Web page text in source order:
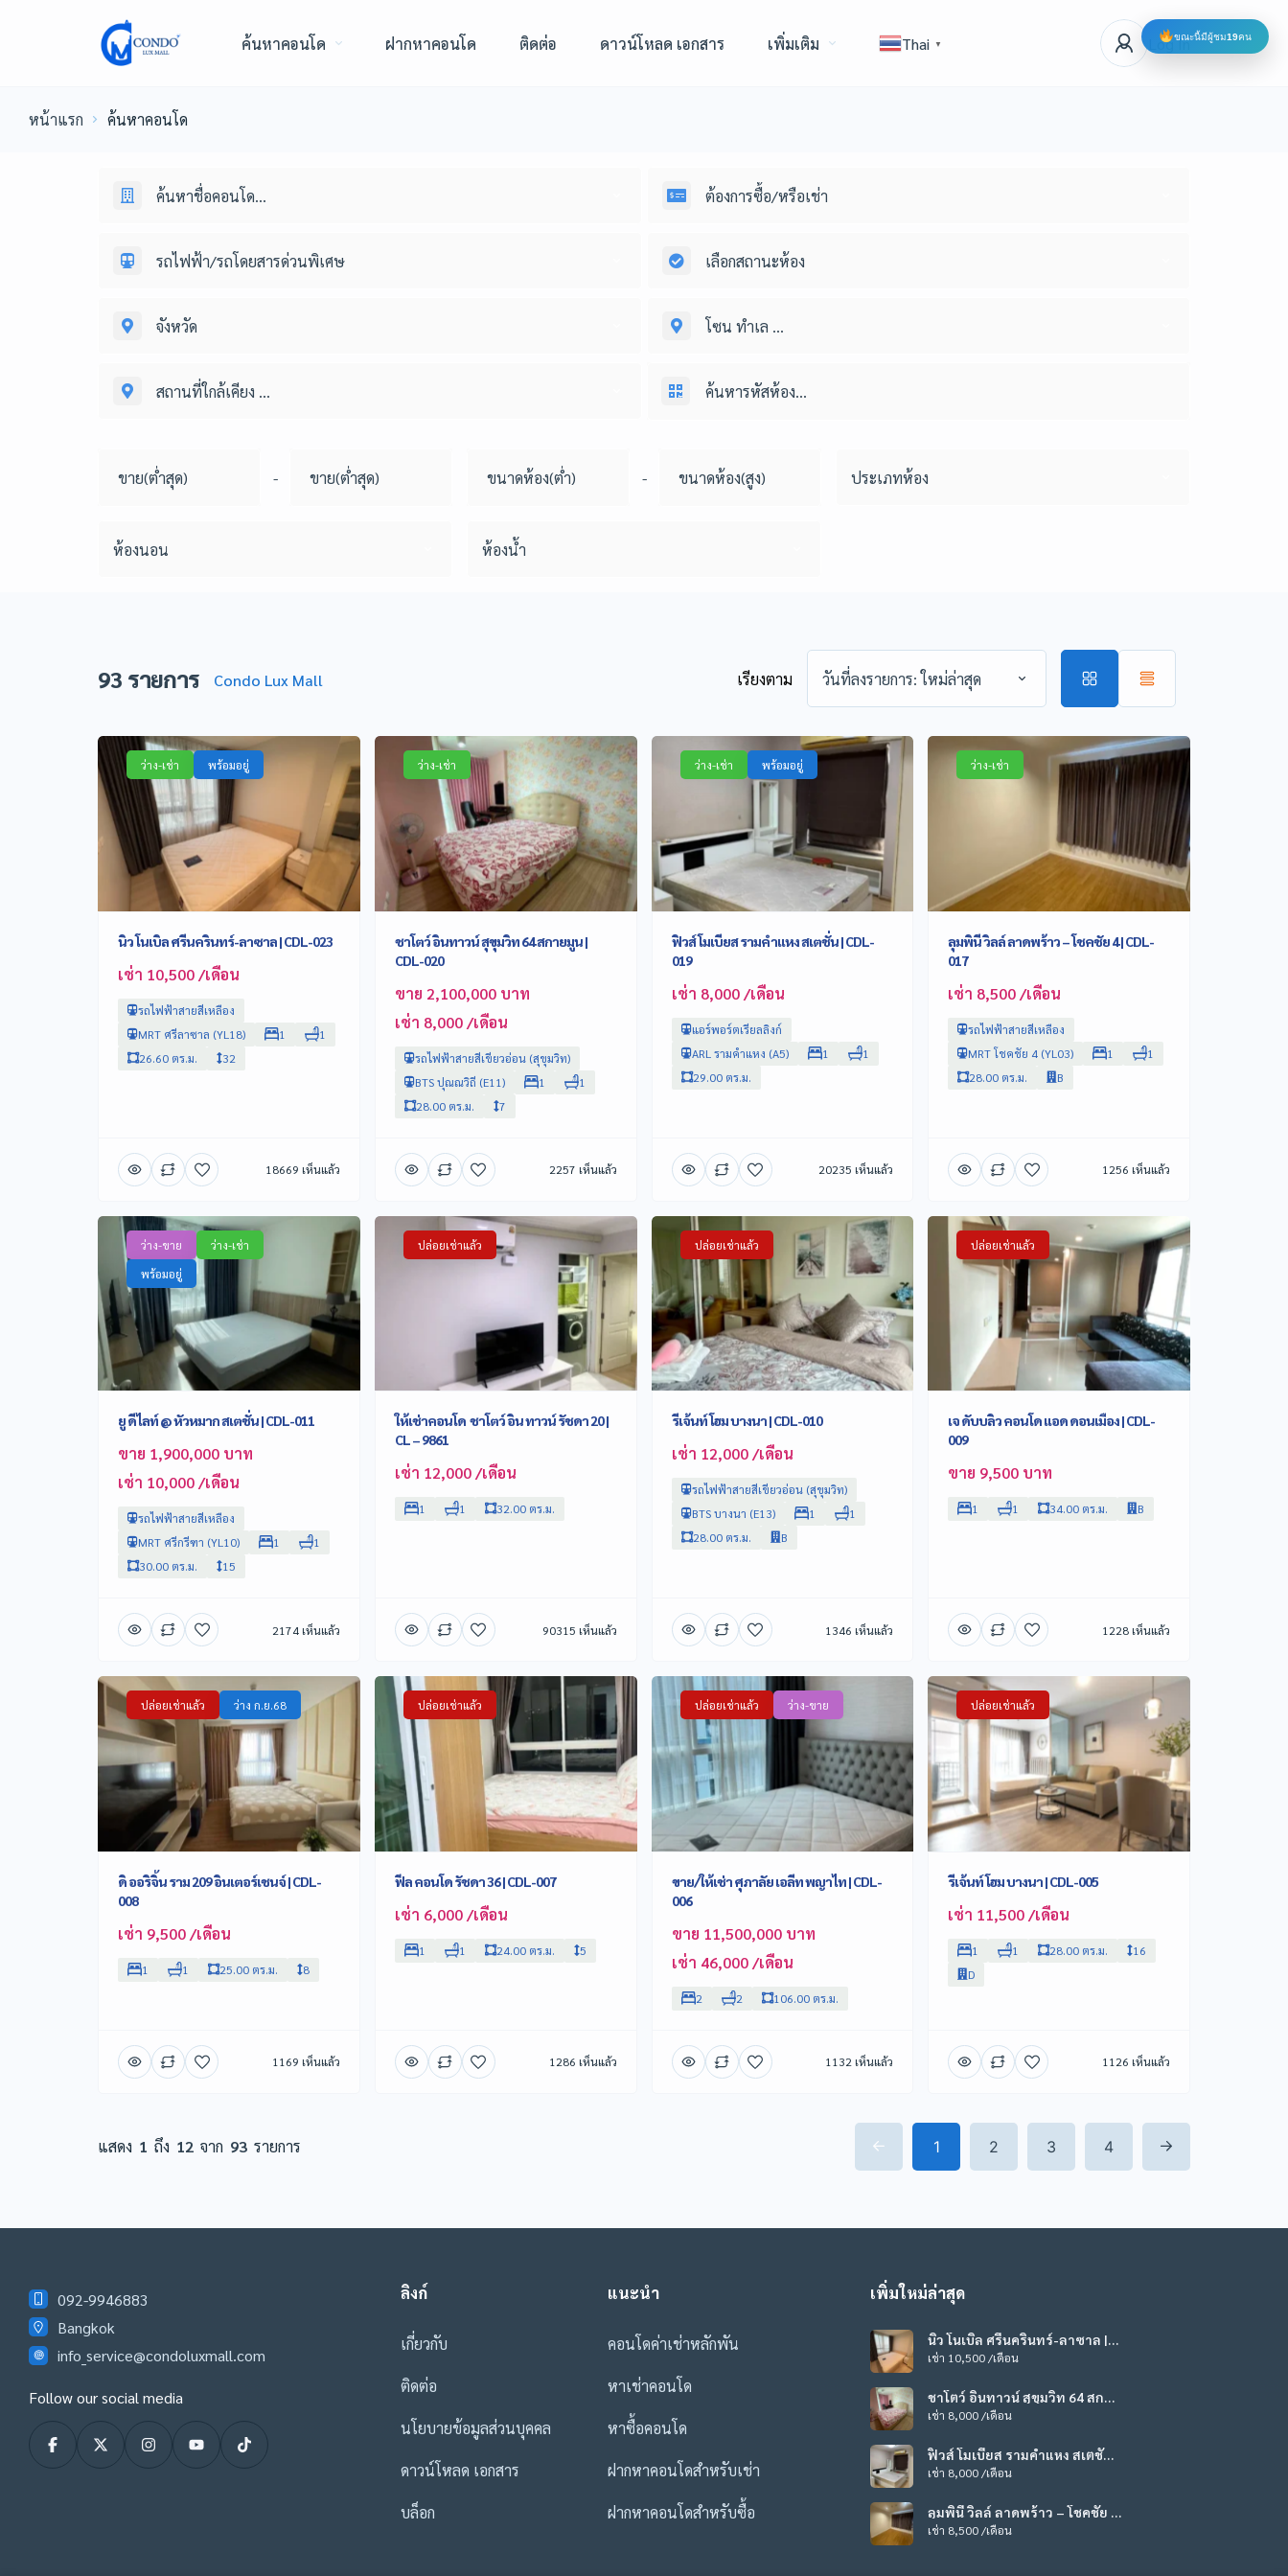
ค้นหาคอนโด ฝากหาคอนโด ติดต่อ ดาวน์โหลด เอกสาร เพิ่มเติม Thai ▼ Log In
หน้าแรก ค้นหาคอนโด
ค้นหาชื่อคอนโด... ต้องการซื้อ/หรือเช่า
รถไฟฟ้า/รถโดยสารด่วนพิเศษ เลือกสถานะห้อง
จังหวัด โซน ทำเล ...
สถานที่ใกล้เคียง ...
- - ประเภทห้อง
ห้องนอน ห้องน้ำ
93 รายการ Condo Lux Mall เรียงตาม วันที่ลงรายการ: ใหม่ล่าสุด
ว่าง-เช่า พร้อมอยู่
นิว โนเบิล ศรีนครินทร์-ลาซาล | CDL-023
เช่า 10,500 /เดือน
รถไฟฟ้าสายสีเหลือง
MRT ศรีลาซาล (YL18)
1
1
26.60 ตร.ม.
32
18669 เห็นแล้ว
ว่าง-เช่า
ชาโตว์ อินทาวน์ สุขุมวิท 64 สกายมูน |
CDL-020
ขาย 2,100,000 บาท
เช่า 8,000 /เดือน
รถไฟฟ้าสายสีเขียวอ่อน (สุขุมวิท)
BTS ปุณณวิถี (E11)
1
1
28.00 ตร.ม.
7
2257 เห็นแล้ว
ว่าง-เช่า พร้อมอยู่
ฟิวส์ โมเบียส รามคำแหง สเตชั่น | CDL-
019
เช่า 8,000 /เดือน
แอร์พอร์ตเรียลลิงก์
ARL รามคำแหง (A5)
1
1
29.00 ตร.ม.
20235 เห็นแล้ว
ว่าง-เช่า
ลุมพินี วิลล์ ลาดพร้าว – โชคชัย 4 | CDL-
017
เช่า 8,500 /เดือน
รถไฟฟ้าสายสีเหลือง
MRT โชคชัย 4 (YL03)
1
1
28.00 ตร.ม.
B
1256 เห็นแล้ว
ว่าง-ขาย
ว่าง-เช่า
พร้อมอยู่
ยู ดีไลท์ @ หัวหมาก สเตชั่น | CDL-011
ขาย 1,900,000 บาท
เช่า 10,000 /เดือน
รถไฟฟ้าสายสีเหลือง
MRT ศรีกรีฑา (YL10)
1
1
30.00 ตร.ม.
15
2174 เห็นแล้ว
ปล่อยเช่าแล้ว
ให้เช่าคอนโด ชาโตว์ อิน ทาวน์ รัชดา 20 |
CL – 9861
เช่า 12,000 /เดือน
1 1 32.00 ตร.ม.
90315 เห็นแล้ว
ปล่อยเช่าแล้ว
รีเจ้นท์ โฮม บางนา | CDL-010
เช่า 12,000 /เดือน
รถไฟฟ้าสายสีเขียวอ่อน (สุขุมวิท)
BTS บางนา (E13)
1
1
28.00 ตร.ม.
B
1346 เห็นแล้ว
ปล่อยเช่าแล้ว
เจ ดับบลิว คอนโด แอด ดอนเมือง | CDL-
009
ขาย 9,500 บาท
1 1 34.00 ตร.ม. B
1228 เห็นแล้ว
ปล่อยเช่าแล้ว ว่าง ก.ย.68
ดิ ออริจิ้น ราม 209 อินเตอร์เชนจ์ | CDL-
008
เช่า 9,500 /เดือน
1 1 25.00 ตร.ม. 8
1169 เห็นแล้ว
ปล่อยเช่าแล้ว
ฟีล คอนโด รัชดา 36 | CDL-007
เช่า 6,000 /เดือน
1 1 24.00 ตร.ม. 5
1286 เห็นแล้ว
ปล่อยเช่าแล้ว ว่าง-ขาย
ขาย/ให้เช่า ศุภาลัย เอลีท พญาไท | CDL-
006
ขาย 11,500,000 บาท
เช่า 46,000 /เดือน
2 2 106.00 ตร.ม.
1132 เห็นแล้ว
ปล่อยเช่าแล้ว
รีเจ้นท์ โฮม บางนา | CDL-005
เช่า 11,500 /เดือน
1 1 28.00 ตร.ม.
16
D
1126 เห็นแล้ว
แสดง 1 ถึง 12 จาก 93 รายการ 1 2 3 4
092-9946883
Bangkok
info_service@condoluxmall.com
Follow our social media
ลิงก์
เกี่ยวกับ
ติดต่อ
นโยบายข้อมูลส่วนบุคคล
ดาวน์โหลด เอกสาร
บล็อก
แนะนำ
คอนโดค่าเช่าหลักพัน
หาเช่าคอนโด
หาซื้อคอนโด
ฝากหาคอนโดสำหรับเช่า
ฝากหาคอนโดสำหรับซื้อ
เพิ่มใหม่ล่าสุด
นิว โนเบิล ศรีนครินทร์-ลาซาล |
CDL-023
เช่า 10,500 /เดือน
ชาโตว์ อินทาวน์ สุขุมวิท 64 สกา
ยมูน | CDL-020
เช่า 8,000 /เดือน
ฟิวส์ โมเบียส รามคำแหง สเตชั่น |
CDL-019
เช่า 8,000 /เดือน
ลุมพินี วิลล์ ลาดพร้าว – โชคชัย 4
| CDL-017
เช่า 8,500 /เดือน
ขณะนี้มีผู้ชม19คน